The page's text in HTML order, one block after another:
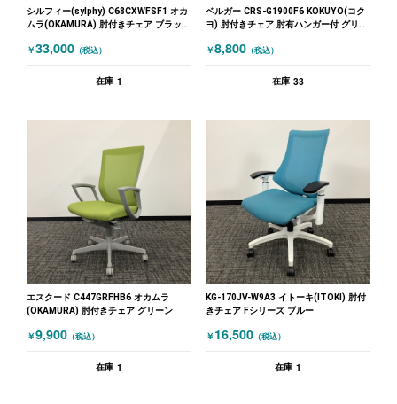
シルフィー(sylphy) C68CXWFSF1 オカ
ムラ(OKAMURA) 肘付きチェア ブラック
￥33,000 （税込）
在庫 1
ベルガー CRS-G1900F6 KOKUYO(コク
ヨ) 肘付きチェア 肘有ハンガー付 グリー
￥8,800 （税込）
在庫 33
エスクード C447GRFHB6 オカムラ
(OKAMURA) 肘付きチェア グリーン
￥9,900 （税込）
在庫 1
KG-170JV-W9A3 イトーキ(ITOKI) 肘付
きチェア Fシリーズ ブルー
￥ 16,500 （税込）
在庫 1